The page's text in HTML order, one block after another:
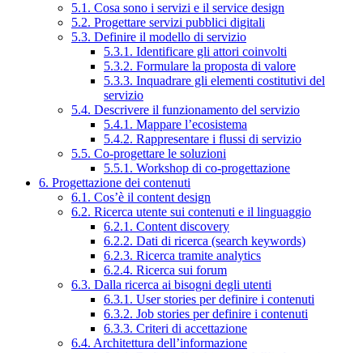
5.1. Cosa sono i servizi e il service design
5.2. Progettare servizi pubblici digitali
5.3. Definire il modello di servizio
5.3.1. Identificare gli attori coinvolti
5.3.2. Formulare la proposta di valore
5.3.3. Inquadrare gli elementi costitutivi del
servizio
5.4. Descrivere il funzionamento del servizio
5.4.1. Mappare l’ecosistema
5.4.2. Rappresentare i flussi di servizio
5.5. Co-progettare le soluzioni
5.5.1. Workshop di co-progettazione
6. Progettazione dei contenuti
6.1. Cos’è il content design
6.2. Ricerca utente sui contenuti e il linguaggio
6.2.1. Content discovery
6.2.2. Dati di ricerca (search keywords)
6.2.3. Ricerca tramite analytics
6.2.4. Ricerca sui forum
6.3. Dalla ricerca ai bisogni degli utenti
6.3.1. User stories per definire i contenuti
6.3.2. Job stories per definire i contenuti
6.3.3. Criteri di accettazione
6.4. Architettura dell’informazione